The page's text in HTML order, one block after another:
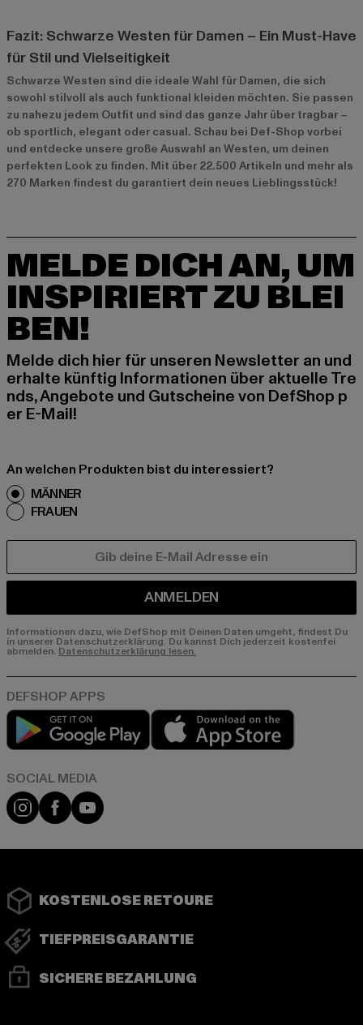
Fazit: Schwarze Westen für Damen – Ein Must-Have
für Stil und Vielseitigkeit
Schwarze Westen sind die ideale Wahl für Damen, die sich
sowohl stilvoll als auch funktional kleiden möchten. Sie passen
zu nahezu jedem Outfit und sind das ganze Jahr über tragbar –
ob sportlich, elegant oder casual. Schau bei Def-Shop vorbei
und entdecke unsere große Auswahl an Westen, um deinen
perfekten Look zu finden. Mit über 22.500 Artikeln und mehr als
270 Marken findest du garantiert dein neues Lieblingsstück!
MELDE DICH AN, UM
INSPIRIERT ZU BLEI
BEN!
Melde dich hier für unseren Newsletter an und
erhalte künftig Informationen über aktuelle Tre
nds, Angebote und Gutscheine von DefShop p
er E-Mail!
An welchen Produkten bist du interessiert?
MÄNNER
FRAUEN
ANMELDEN
Informationen dazu, wie DefShop mit Deinen Daten umgeht, findest Du
in unserer Datenschutzerklärung. Du kannst Dich jederzeit kostenfei
abmelden.Datenschutzerklärung lesen.
Play market
Instagram
FacebookYouTube
KOSTENLOSE RETOURE
TIEFPREISGARANTIE
SICHERE BEZAHLUNG